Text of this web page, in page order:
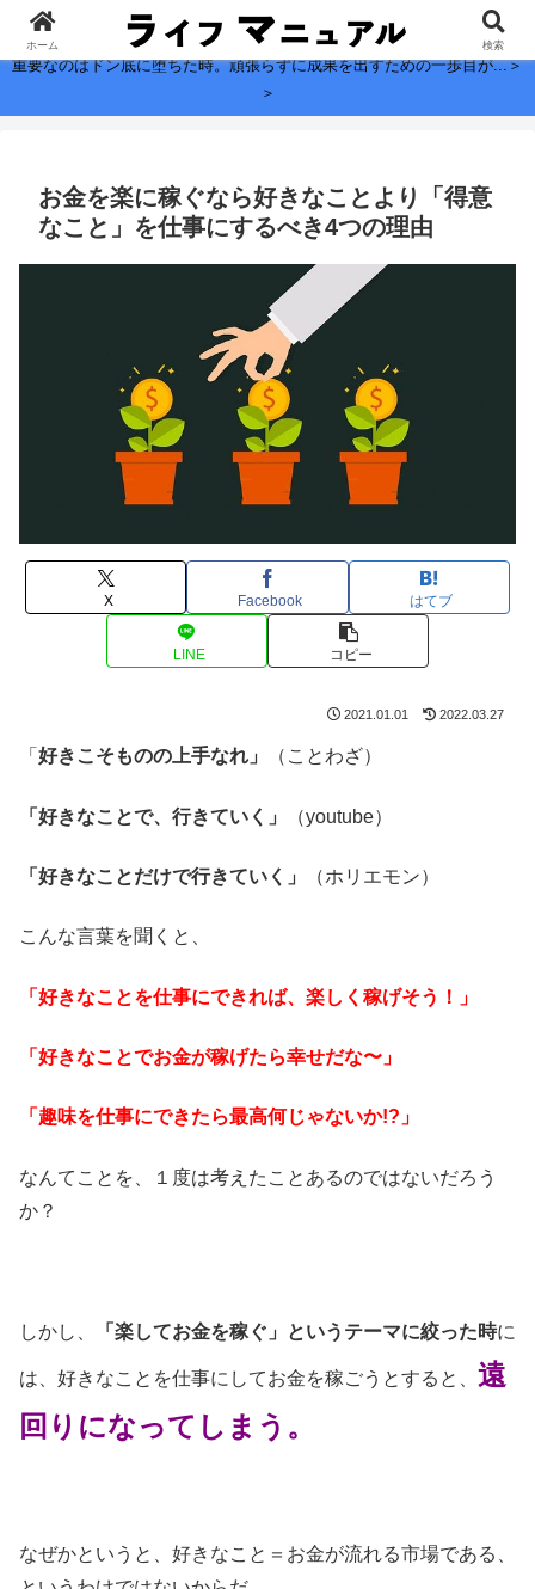
子どもに残したい、お金よりも大切なこと。
重要なのはドン底に堕ちた時。頑張らずに成果を出すための一歩目が...＞
＞
お金を楽に稼ぐなら好きなことより「得意
なこと」を仕事にするべき4つの理由
X Facebook はてブ
LINE コピー
2021.01.01 2022.03.27
「 好きこそものの上手なれ」 （ことわざ）
「好きなことで、行きていく」 （youtube）
「好きなことだけで行きていく」 （ホリエモン）
こんな言葉を聞くと、
「好きなことを仕事にできれば、楽しく 稼げそう！」
「好きなことでお金が稼げたら幸せだな〜」
「趣味を仕事にできたら最高何じゃないか!?」
なんてことを、１度は考えたことあるのではないだろう
か？
しかし、 「楽してお金を稼ぐ」というテーマに絞った時に
は、好きなことを仕事にしてお金を稼ごうとすると、 遠
回りになってしまう。
なぜかというと、好きなこと＝お金が流れる市場である、
ホーム 検索